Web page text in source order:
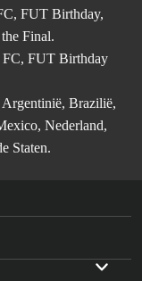
FUT Birthday,
Final.
FC, FUT Birthday
Argentinië, Brazilië,
Nederland,
Staten.